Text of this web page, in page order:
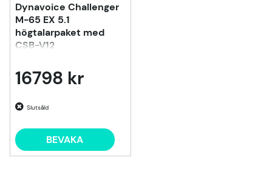
Dynavoice Challenger
M-65 EX 5.1
högtalarpaket med
CSB-V12
16798 kr
Slutsåld
BEVAKA